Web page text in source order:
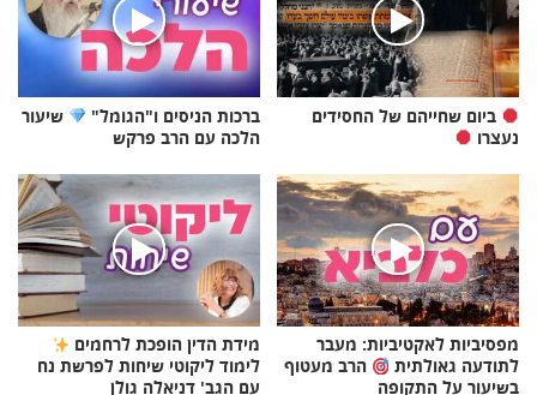
ביום שחייהם של החסידים
נעצרו
ברכות הניסים ו"הגומל"
שיעור
הלכה עם הרב פרקש
מפסיביות לאקטיביות: מעבר
לתודעה גאולתית
הרב מעטוף
בשיעור על התקופה
מידת הדין הופכת לרחמים
לימוד ליקוטי שיחות לפרשת נח
עם הגב' דניאלה גולן